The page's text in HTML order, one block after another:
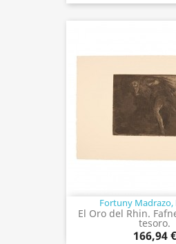
Fortuny
El Oro del Rhin.
tesoro.
166,94 €